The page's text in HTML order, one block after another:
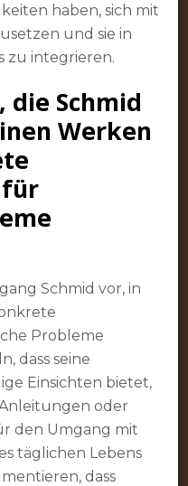
haben, sich mit
und sie in
zu integrieren.
die Schmid
Werken
für
Schmid vor, in
Probleme
dass seine
Einsichten bietet,
oder
den Umgang mit
täglichen Lebens
dass